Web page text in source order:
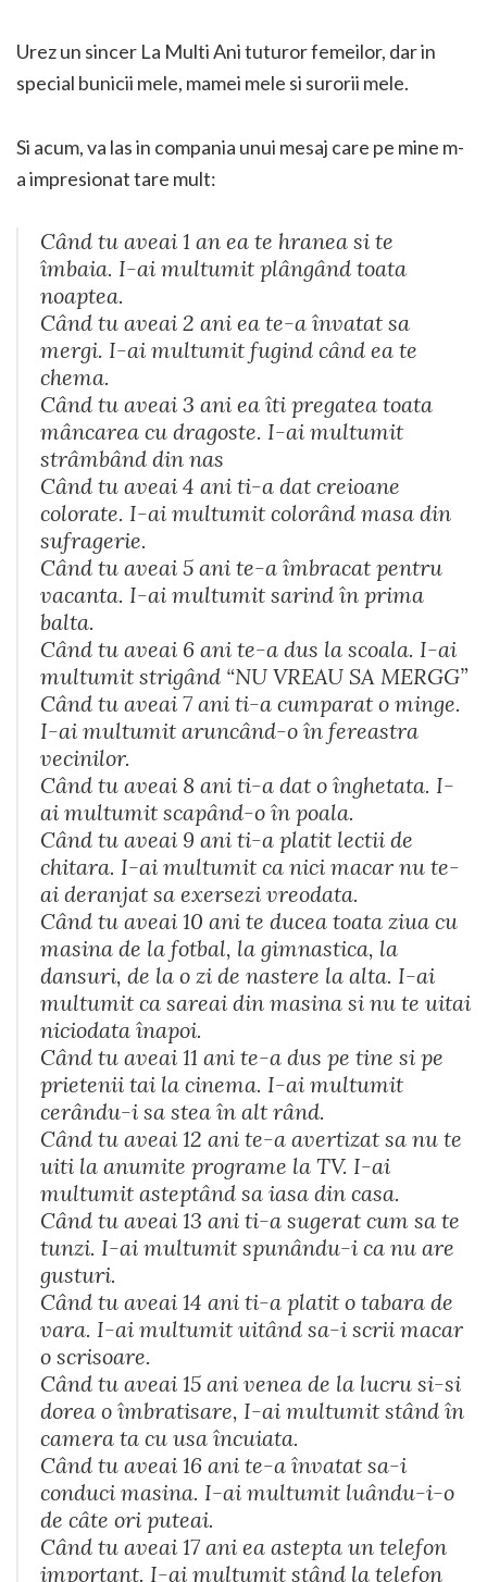
Urez un sincer La Multi Ani tuturor femeilor, dar in
special bunicii mele, mamei mele si surorii mele.
Si acum, va las in compania unui mesaj care pe mine m-
a impresionat tare mult:
Când tu aveai 1 an ea te hranea si te
îmbaia. I-ai multumit plângând toata
noaptea.
Când tu aveai 2 ani ea te-a învatat sa
mergi. I-ai multumit fugind când ea te
chema.
Când tu aveai 3 ani ea îti pregatea toata
mâncarea cu dragoste. I-ai multumit
strâmbând din nas
Când tu aveai 4 ani ti-a dat creioane
colorate. I-ai multumit colorând masa din
sufragerie.
Când tu aveai 5 ani te-a îmbracat pentru
vacanta. I-ai multumit sarind în prima
balta.
Când tu aveai 6 ani te-a dus la scoala. I-ai
multumit strigând “NU VREAU SA MERGG”
Când tu aveai 7 ani ti-a cumparat o minge.
I-ai multumit aruncând-o în fereastra
vecinilor.
Când tu aveai 8 ani ti-a dat o înghetata. I-
ai multumit scapând-o în poala.
Când tu aveai 9 ani ti-a platit lectii de
chitara. I-ai multumit ca nici macar nu te-
ai deranjat sa exersezi vreodata.
Când tu aveai 10 ani te ducea toata ziua cu
masina de la fotbal, la gimnastica, la
dansuri, de la o zi de nastere la alta. I-ai
multumit ca sareai din masina si nu te uitai
niciodata înapoi.
Când tu aveai 11 ani te-a dus pe tine si pe
prietenii tai la cinema. I-ai multumit
cerându-i sa stea în alt rând.
Când tu aveai 12 ani te-a avertizat sa nu te
uiti la anumite programe la TV. I-ai
multumit asteptând sa iasa din casa.
Când tu aveai 13 ani ti-a sugerat cum sa te
tunzi. I-ai multumit spunându-i ca nu are
gusturi.
Când tu aveai 14 ani ti-a platit o tabara de
vara. I-ai multumit uitând sa-i scrii macar
o scrisoare.
Când tu aveai 15 ani venea de la lucru si-si
dorea o îmbratisare, I-ai multumit stând în
camera ta cu usa încuiata.
Când tu aveai 16 ani te-a învatat sa-i
conduci masina. I-ai multumit luându-i-o
de câte ori puteai.
Când tu aveai 17 ani ea astepta un telefon
important. I-ai multumit stând la telefon